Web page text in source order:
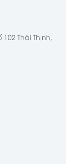
102 Thái Thịnh,